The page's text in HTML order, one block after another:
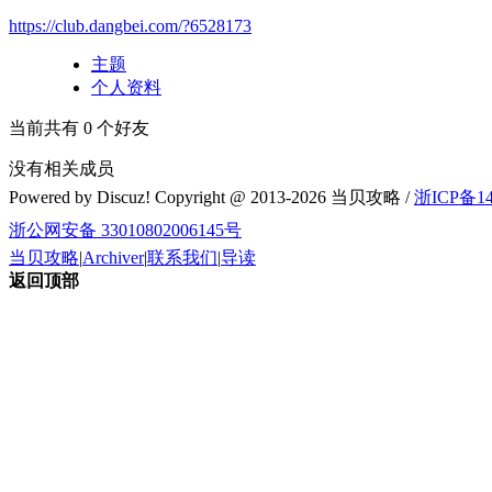
https://club.dangbei.com/?6528173
主题
个人资料
当前共有 0 个好友
没有相关成员
Powered by Discuz! Copyright @ 2013-2026 当贝攻略 /浙ICP备
浙公网安备 33010802006145号
当贝攻略|Archiver|联系我们|导读
返回顶部